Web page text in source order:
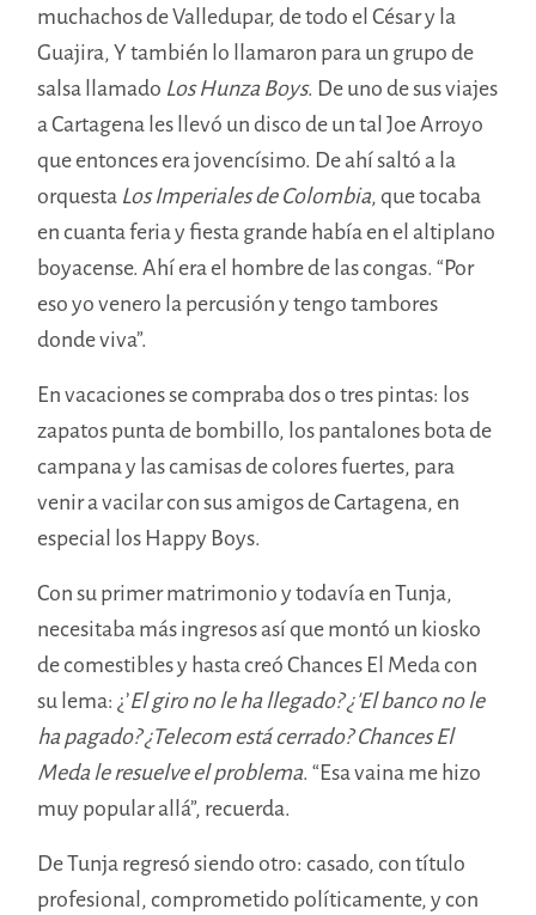
muchachos de Valledupar, de todo el César y la
Guajira, Y también lo llamaron para un grupo de
salsa llamado Los Hunza Boys. De uno de sus viajes
a Cartagena les llevó un disco de un tal Joe Arroyo
que entonces era jovencísimo. De ahí saltó a la
orquesta Los Imperiales de Colombia, que tocaba
en cuanta feria y fiesta grande había en el altiplano
boyacense. Ahí era el hombre de las congas. “Por
eso yo venero la percusión y tengo tambores
donde viva”.
En vacaciones se compraba dos o tres pintas: los
zapatos punta de bombillo, los pantalones bota de
campana y las camisas de colores fuertes, para
venir a vacilar con sus amigos de Cartagena, en
especial los Happy Boys.
Con su primer matrimonio y todavía en Tunja,
necesitaba más ingresos así que montó un kiosko
de comestibles y hasta creó Chances El Meda con
su lema: ¿’El giro no le ha llegado? ¿’El banco no le
ha pagado? ¿Telecom está cerrado? Chances El
Meda le resuelve el problema. “Esa vaina me hizo
muy popular allá”, recuerda.
De Tunja regresó siendo otro: casado, con título
profesional, comprometido políticamente, y con